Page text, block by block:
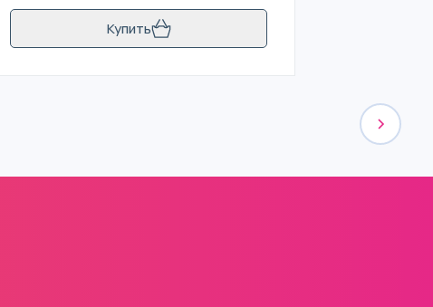
Купить